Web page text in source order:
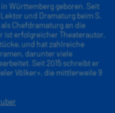
Württemberg geboren. Seit
und Dramaturg beim S.
Chefdramaturg an die
ist erfolgreicher Theaterautor,
und hat zahlreiche
darunter viele
Seit 2015 schreibt er
Völker«, die mittlerweile 9